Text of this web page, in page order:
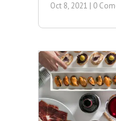
Oct 8, 2021 | 0